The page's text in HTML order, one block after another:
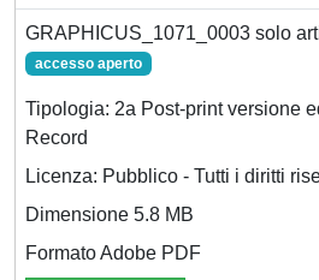
GRAPHICUS_1071_0003 solo
accesso aperto
Tipologia: 2a Post-print versione
Record
Licenza: Pubblico - Tutti i diritti
Dimensione 5.8 MB
Formato Adobe PDF